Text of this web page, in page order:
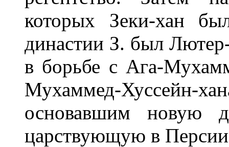
которых Зеки-хан
династии З. был
в борьбе с Ага-
Мухаммед-Хуссейн-
основавшим новую
царствующую в